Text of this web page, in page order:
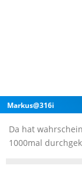
Markus@316i
Da hat
1000mal